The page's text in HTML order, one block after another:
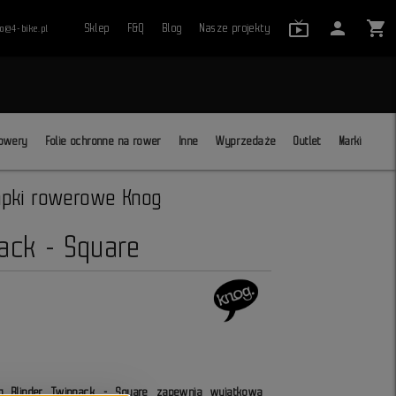
bike.pl Sklep F&Q Blog Nasze projekty live_tv_24
person shopping_cart
Folie ochronne na rower Inne Wyprzedaże Outlet Marki
rowerowe Knog
- Square
Blinder Twinpack - Square zapewnia wyjątkową